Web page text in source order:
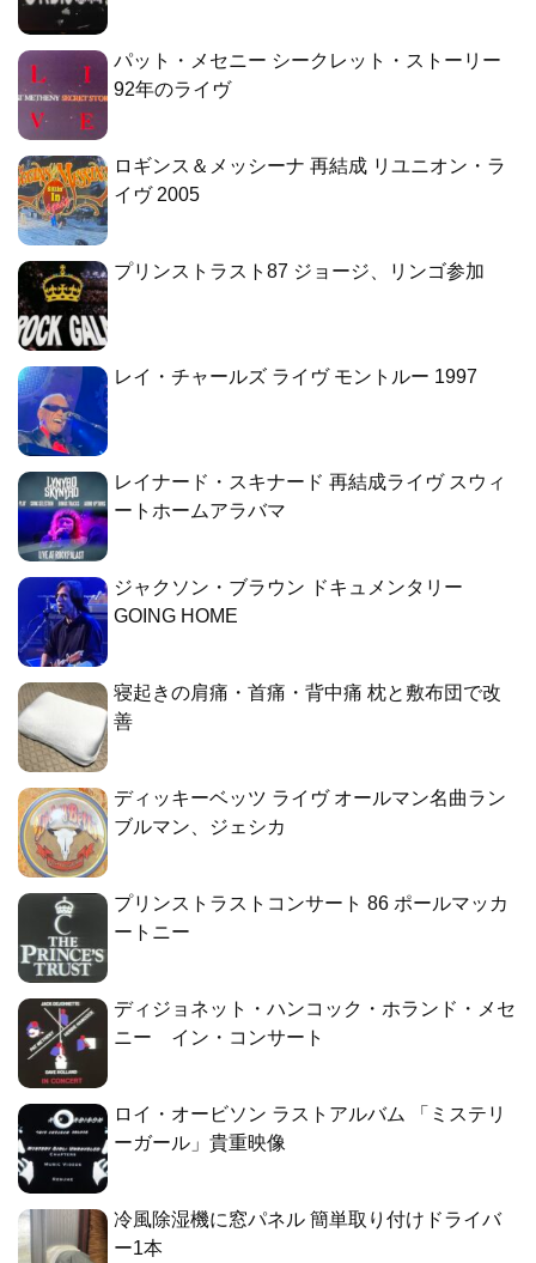
パット・メセニー シークレット・ストーリー
92年のライヴ
ロギンス＆メッシーナ 再結成 リユニオン・ラ
イヴ 2005
プリンストラスト87 ジョージ、リンゴ参加
レイ・チャールズ ライヴ モントルー 1997
レイナード・スキナード 再結成ライヴ スウィ
ートホームアラバマ
ジャクソン・ブラウン ドキュメンタリー
GOING HOME
寝起きの肩痛・首痛・背中痛 枕と敷布団で改
善
ディッキーベッツ ライヴ オールマン名曲ラン
ブルマン、ジェシカ
プリンストラストコンサート 86 ポールマッカ
ートニー
ディジョネット・ハンコック・ホランド・メセ
ニー イン・コンサート
ロイ・オービソン ラストアルバム 「ミステリ
ーガール」貴重映像
冷風除湿機に窓パネル 簡単取り付けドライバ
ー1本